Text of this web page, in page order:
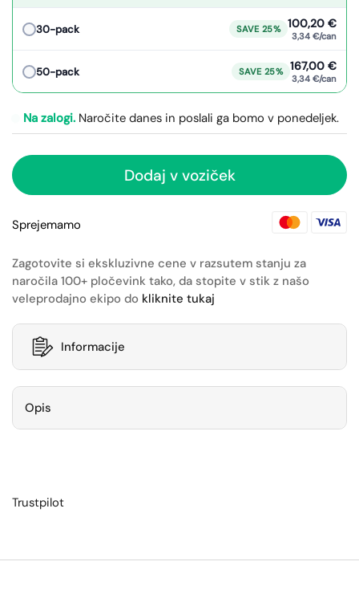
30-pack SAVE 25% 100,20 €
3,34 €/can
50-pack SAVE 25% 167,00 €
3,34 €/can
Na zalogi. Naročite danes in poslali ga bomo v ponedeljek.
Dodaj v voziček
Sprejemamo
Zagotovite si ekskluzivne cene v razsutem stanju za
naročila 100+ pločevink tako, da stopite v stik z našo
veleprodajno ekipo do kliknite tukaj
Informacije
Opis
Trustpilot